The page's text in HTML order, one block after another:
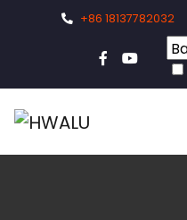
+86 18137782032